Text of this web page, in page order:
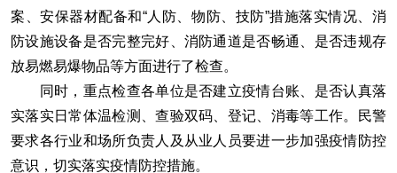
案、安保器材配备和“人防、物防、技防”措施落实情况、消
防设施设备是否完整完好、消防通道是否畅通、是否违规存
放易燃易爆物品等方面进行了检查。
同时，重点检查各单位是否建立疫情台账、是否认真落
实落实日常体温检测、查验双码、登记、消毒等工作。民警
要求各行业和场所负责人及从业人员要进一步加强疫情防控
意识，切实落实疫情防控措施。